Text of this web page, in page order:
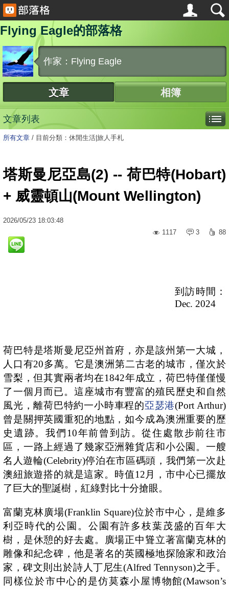
Flying Eagle的部落格
作家：Flying Eagle
文章 相簿
文章列表
所有文章 / 目前分類：休閒生活|旅人手札
塔斯曼尼亞島(2) -- 荷巴特(Hobart)
+ 威靈頓山(Mount Wellington)
2026/05/23 18:03:48
1117
3 88
到訪時間：
Dec. 2024
荷巴特是塔斯曼尼亞州首府，亦是該州第一大城，
人口有20多萬。它是澳洲第二古老的城市，僅次於
雪梨，但其實兩者均在1842年成立，荷巴特僅僅慢
了一個月而已。這座城市有豐富的殖民歷史和自然
風光，離荷巴特約一小時車程的亞瑟港(Port Arthur)
曾是關押英國重犯的地點，如今成為澳洲重要的歷
史遺跡。我們 10年前曾到訪。從住處散步前往市
區，一路上經過了幾家亞洲雜貨店和小公園。一艘
名人遊輪(Celebrity)停泊在市區碼頭，我們第一次赴
澳紐旅遊搭的就是這家。時值12 月，市中心已擺放
了巨大的聖誕樹，紅綠對比十分搶眼。
富蘭克林廣場(Franklin Square)位於市中心，是維多
利亞時代的公園。公園有許多枝葉茂盛的百年大
樹，是休憩的好去處。廣場正中聳立著富蘭克林的
雕像和紀念碑，他是著名的英國極地探險家和政治
家，碑文則出於詩人丁尼生(Alfred Tennyson)之手。
同樣位於市中心的是仿莫森小屋博物館(Mawson’s